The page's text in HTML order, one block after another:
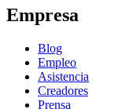
Empresa
Blog
Empleo
Asistencia
Creadores
Prensa